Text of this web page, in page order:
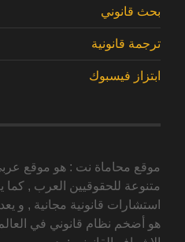
بحث قانوني
ترجمة قانونية
ابتزاز فيسبوك
موقع محاماة نت : هو موقع
متنوعة للحقوقيين العرب , كما
استشارات قانونية مجانية , و
هو أضخم نظام قانوني في